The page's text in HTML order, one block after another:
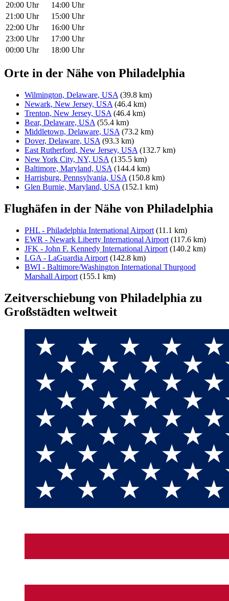
20:00 Uhr
14:00 Uhr
21:00 Uhr
15:00 Uhr
22:00 Uhr
16:00 Uhr
23:00 Uhr
17:00 Uhr
00:00 Uhr
18:00 Uhr
Orte in der Nähe von Philadelphia
Wilmington, Delaware, USA (39.8 km)
Newark, New Jersey, USA (46.4 km)
Trenton, New Jersey, USA (46.4 km)
Bear, Delaware, USA (55.4 km)
Middletown, Delaware, USA (73.2 km)
Dover, Delaware, USA (93.3 km)
East Rutherford, New Jersey, USA (132.7 km)
New York City, NY, USA (135.5 km)
Baltimore, Maryland, USA (144.4 km)
Harrisburg, Pennsylvania, USA (150.8 km)
Glen Burnie, Maryland, USA (152.1 km)
Flughäfen in der Nähe von Philadelphia
PHL - Philadelphia International Airport (11.1 km)
EWR - Newark Liberty International Airport (117.6 km)
JFK - John F. Kennedy International Airport (140.2 km)
LGA - LaGuardia Airport (142.8 km)
BWI - Baltimore/Washington International Thurgood
Marshall Airport (155.1 km)
Zeitverschiebung von Philadelphia zu
Großstädten weltweit